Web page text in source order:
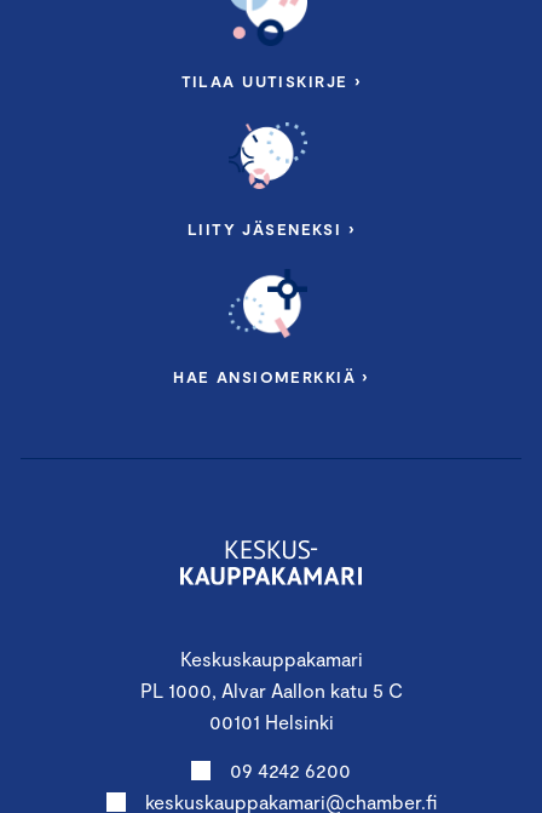
Keskuskauppakamari
PL 1000, Alvar Aallon katu 5 C
00101 Helsinki
09 4242 6200
keskuskauppakamari@chamber.fi
TILAA UUTISKIRJE ›
LIITY JÄSENEKSI ›
HAE ANSIOMERKKIÄ ›